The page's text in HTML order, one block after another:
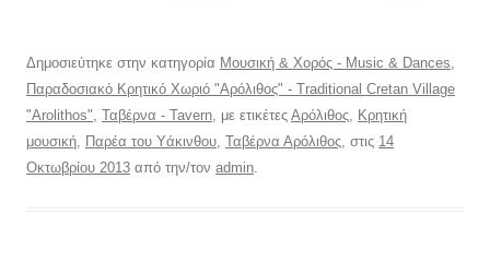
Δημοσιεύτηκε στην κατηγορία Μουσική & Χορός - Music & Dances
Παραδοσιακό Κρητικό Χωριό "Αρόλιθος" - Traditional Cretan Village
"Arolithos" Ταβέρνα - Tavern , με ετικέτες Αρόλιθος
Κρητική
μουσική
Παρέα του Υάκινθου Ταβέρνα Αρόλιθος , στις 14
Οκτωβρίου 2013 από την/τον admin